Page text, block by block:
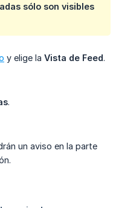
sólo son visibles
y elige la Vista de Feed.
.
un aviso en la parte